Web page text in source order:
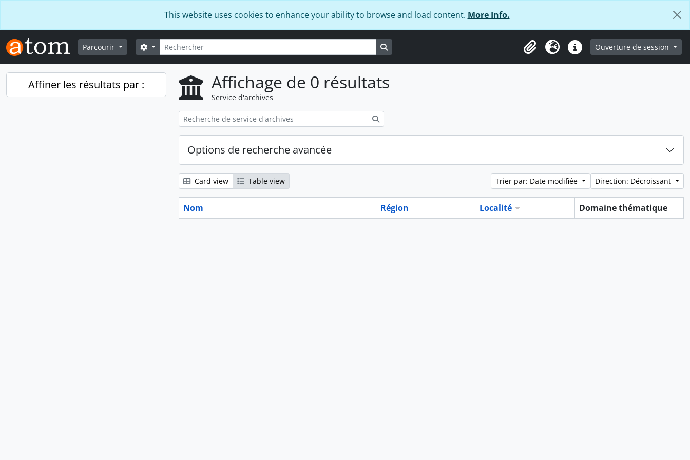
This website uses cookies to enhance your ability to browse and load content. More Info.
Parcourir Rechercher
Search options
Presse-papier
LangueLiens rapidesOuverture de session
Affiner les résultats par : Affichage de 0 résultats
Service d'archives
Options de recherche avancée
Card view Table view Trier par: Date modifiée Direction: Décroissant
Nom Région Localité
Domaine thématique